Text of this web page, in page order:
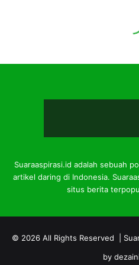
Suaraaspirasi.id adalah sebuah
artikel daring di Indonesia.
situs berita
© 2026 All Rights Reserved |
by